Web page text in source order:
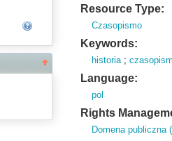
Resource Type:
Czasopismo
Keywords:
historia;
Language:
pol
Rights
Domena publiczna